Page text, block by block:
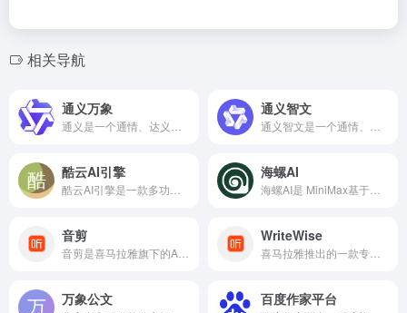
相关导航
通义万象 通义智文
酷云AI引擎 海螺AI
音剪 WriteWise
万象公文 百度作家平台